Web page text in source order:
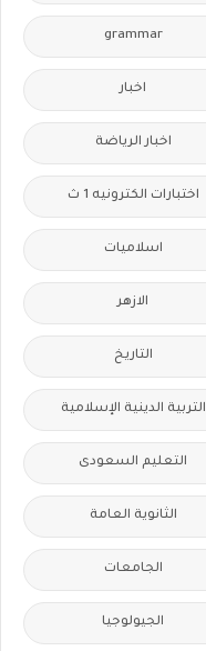
grammar
اخبار
اخبار الرياضة
اختبارات الكترونيه 1 ث
اسلاميات
الازهر
التاريخ
التربية الدينية الإسلامية
التعليم السعودى
الثانوية العامة
الجامعات
الجيولوجيا